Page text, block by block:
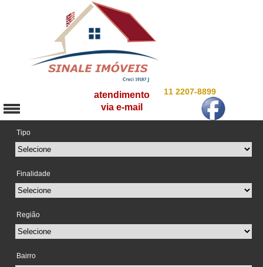
11 2207-8899
atendimento
via e-mail
Tipo
Finalidade
Região
Bairro